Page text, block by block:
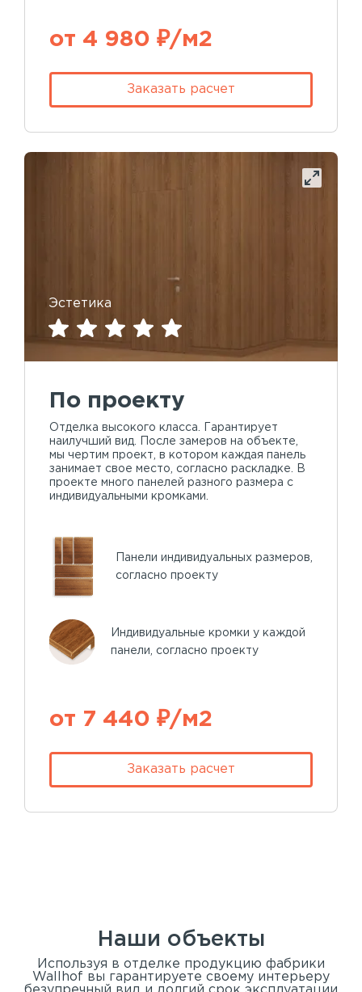
от 4 980 ₽/м2
Заказать расчет
Эстетика
По проекту
Отделка высокого класса. Гарантирует
наилучший вид. После замеров на объекте,
мы чертим проект, в котором каждая панель
занимает свое место, согласно раскладке. В
проекте много панелей разного размера с
индивидуальными кромками.
Панели индивидуальных размеров,
согласно проекту
Индивидуальные кромки у каждой
панели, согласно проекту
от 7 440 ₽/м2
Заказать расчет
Наши объекты
Используя в отделке продукцию фабрики
Wallhof вы гарантируете своему интерьеру